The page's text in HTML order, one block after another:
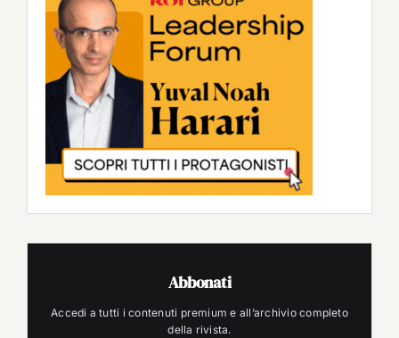
Abbonati
Accedi a tutti i contenuti premium e all’archivio completo
della rivista.